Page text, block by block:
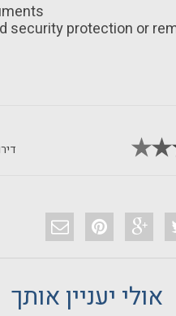
security protection or
אולי יעניין אותך